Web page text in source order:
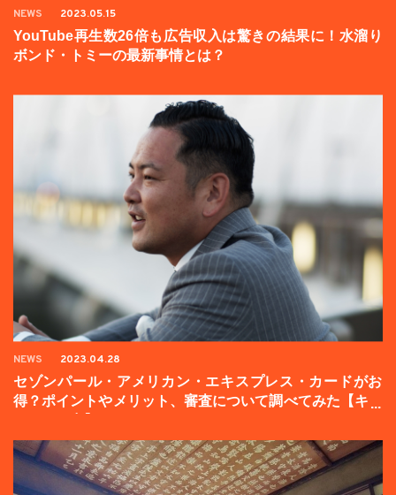
NEWS 2023.05.15
YouTube再生数26倍も広告収入は驚きの結果に！水溜り
ボンド・トミーの最新事情とは？
NEWS 2023.04.28
セゾンパール・アメリカン・エキスプレス・カードがお
得？ポイントやメリット、審査について調べてみた【キャ